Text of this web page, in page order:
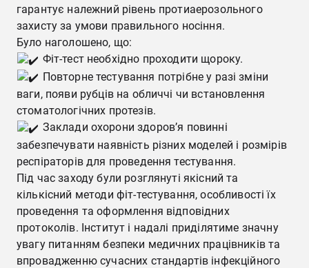
гарантує належний рівень протиаерозольного
захисту за умови правильного носіння.
Було наголошено, що:
Фіт-тест необхідно проходити щороку.
Повторне тестування потрібне у разі зміни
ваги, появи рубців на обличчі чи встановлення
стоматологічних протезів.
Заклади охорони здоров’я повинні
забезпечувати наявність різних моделей і розмірів
респіраторів для проведення тестування.
Під час заходу були розглянуті якісний та
кількісний методи фіт-тестування, особливості їх
проведення та оформлення відповідних
протоколів. Інститут і надалі приділятиме значну
увагу питанням безпеки медичних працівників та
впровадженню сучасних стандартів інфекційного